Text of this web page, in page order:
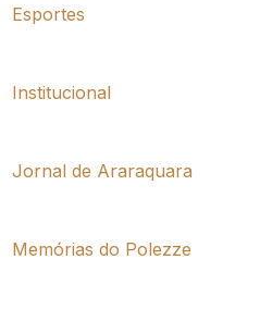
Esportes
Institucional
Jornal de Araraquara
Memórias do Polezze